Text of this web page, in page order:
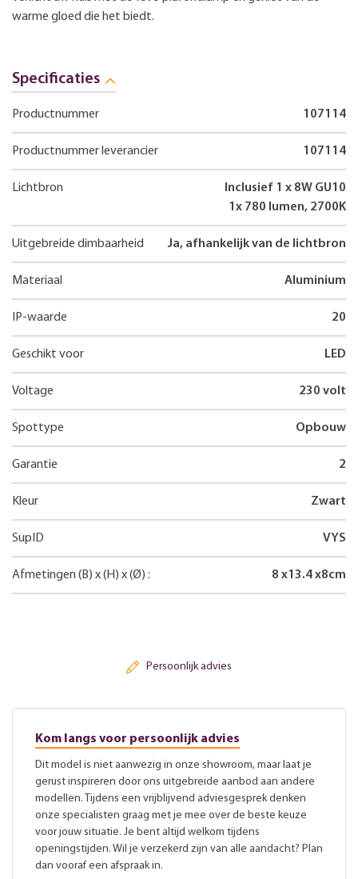
warme gloed die het biedt.
Specificaties
Productnummer 107114
Productnummer leverancier 107114
Lichtbron
Inclusief 1 x 8W GU10
1x 780 lumen, 2700K
Uitgebreide dimbaarheid Ja, afhankelijk van de lichtbron
Materiaal Aluminium
IP-waarde 20
Geschikt voor LED
Voltage 230 volt
Spottype Opbouw
Garantie 2
Kleur Zwart
SupID VYS
Afmetingen (B) x(H) x(Ø) : 8 x13.4x8cm
Persoonlijk advies
Kom langs voor persoonlijk advies
Dit model is niet aanwezig in onze showroom, maar laat je
gerust inspireren door ons uitgebreide aanbod aan andere
modellen. Tijdens een vrijblijvend adviesgesprek denken
onze specialisten graag met je mee over de beste keuze
voor jouw situatie. Je bent altijd welkom tijdens
openingstijden. Wil je verzekerd zijn van alle aandacht? Plan
dan vooraf een afspraak in.